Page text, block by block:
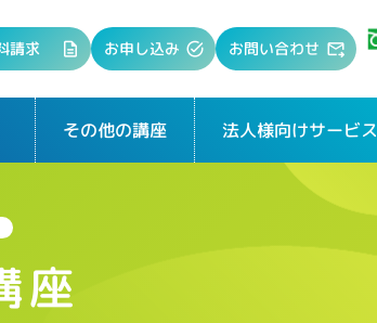
請求 お申し込み お問い合わせ
その他の講座 法人様向けサービス
座